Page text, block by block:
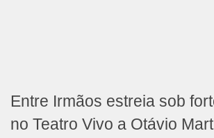
Entre Irmãos estreia sob
no Teatro Vivo a Otávio